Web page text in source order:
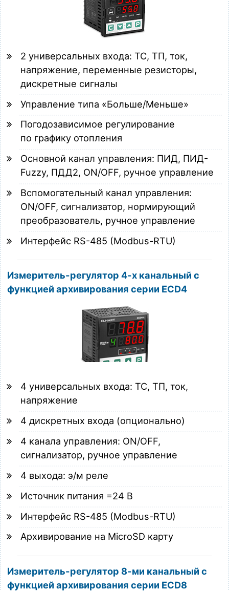
2 универсальных входа: ТС, ТП, ток,
напряжение, переменные резисторы,
дискретные сигналы
Управление типа «Больше/Меньше»
Погодозависимое регулирование
по графику отопления
Основной канал управления: ПИД, ПИД-
Fuzzy, ПДД2, ON/OFF, ручное управление
Вспомогательный канал управления:
ON/OFF, сигнализатор, нормирующий
преобразователь, ручное управление
Интерфейс RS-485 (Modbus-RTU)
Измеритель-регулятор 4-х канальный с
функцией архивирования серии ECD4
4 универсальных входа: ТС, ТП, ток,
напряжение
4 дискретных входа (опционально)
4 канала управления: ON/OFF,
сигнализатор, ручное управление
4 выхода: э/м реле
Источник питания =24 В
Интерфейс RS-485 (Modbus-RTU)
Архивирование на MicroSD карту
Измеритель-регулятор 8-ми канальный с
функцией архивирования серии ECD8